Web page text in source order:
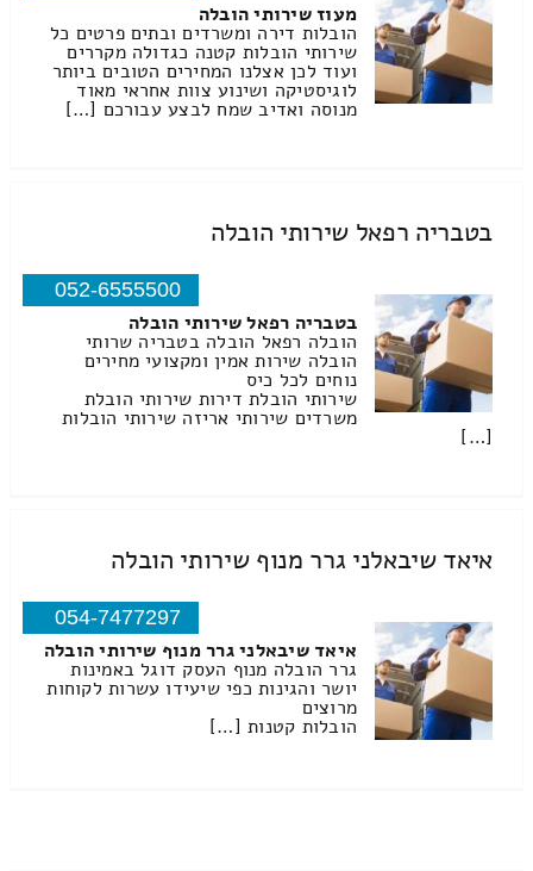
מעוז שירותי הובלה
הובלות דירה ומשרדים ובתים פרטים כל
שירותי הובלות קטנה כגדולה מקררים
ועוד לכן אצלנו המחירים הטובים ביותר
לוגיסטיקה ושינוע צוות אחראי מאוד
מנוסה ואדיב שמח לבצע עבורכם […]
בטבריה רפאל שירותי הובלה
052-6555500
בטבריה רפאל שירותי הובלה
הובלה רפאל הובלה בטבריה שרותי
הובלה שירות אמין ומקצועי מחירים
נוחים לכל כיס
שירותי הובלת דירות שירותי הובלת
משרדים שירותי אריזה שירותי הובלות
[…]
איאד שיבאלני גרר מנוף שירותי הובלה
054-7477297
איאד שיבאלני גרר מנוף שירותי הובלה
גרר הובלה מנוף העסק דוגל באמינות
יושר והגינות כפי שיעידו עשרות לקוחות
מרוצים
הובלות קטנות […]